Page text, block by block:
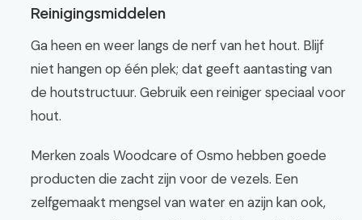
Reinigingsmiddelen
Ga heen en weer langs de nerf van het hout. Blijf
niet hangen op één plek; dat geeft aantasting van
de houtstructuur. Gebruik een reiniger speciaal voor
hout.
Merken zoals Woodcare of Osmo hebben goede
producten die zacht zijn voor de vezels. Een
zelfgemaakt mengsel van water en azijn kan ook,